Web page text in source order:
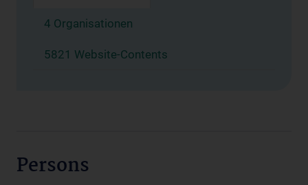
4 Organisationen
5821 Website-Contents
Persons